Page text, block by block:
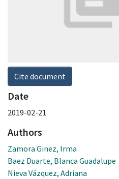
Cite document
Date
2019-02-21
Authors
Zamora Ginez, Irma
Baez Duarte, Blanca Guadalupe
Nieva Vázquez, Adriana